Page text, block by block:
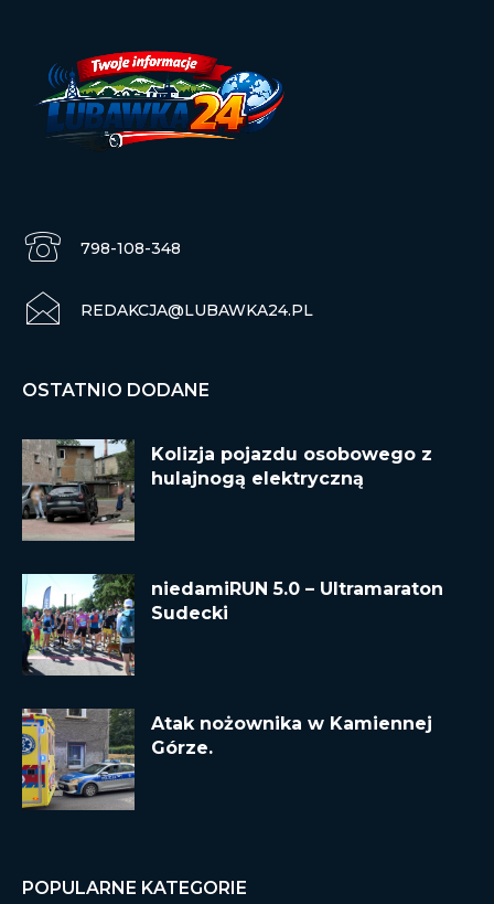
798-108-348
REDAKCJA@LUBAWKA24.PL
OSTATNIO DODANE
Kolizja pojazdu osobowego z
hulajnogą elektryczną
niedamiRUN 5.0 – Ultramaraton
Sudecki
Atak nożownika w Kamiennej
Górze.
POPULARNE KATEGORIE